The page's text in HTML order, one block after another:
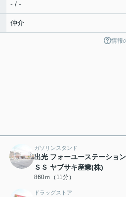
- / -
仲介
情報
ガソリンスタンド
出光 フォーユーステーショ
ＳＳ ヤブサキ産業(株)
860ｍ（11分）
ドラッグストア